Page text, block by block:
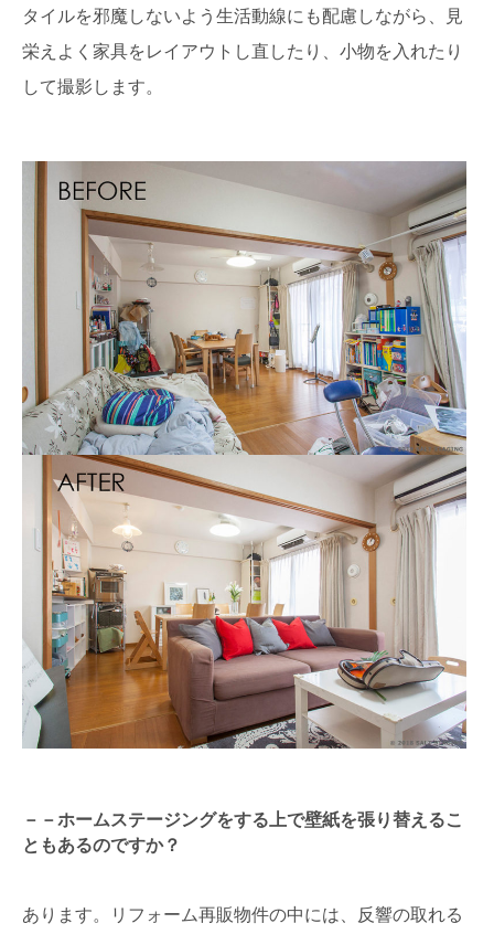
タイルを邪魔しないよう生活動線にも配慮しながら、見
栄えよく家具をレイアウトし直したり、小物を入れたり
して撮影します。
－－ホームステージングをする上で壁紙を張り替えるこ
ともあるのですか？
あります。リフォーム再販物件の中には、反響の取れる